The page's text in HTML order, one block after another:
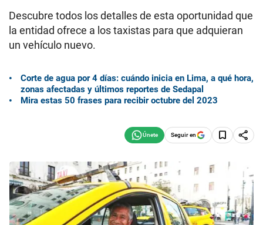
Descubre todos los detalles de esta oportunidad que
la entidad ofrece a los taxistas para que adquieran
un vehículo nuevo.
Corte de agua por 4 días: cuándo inicia en Lima, a qué hora,
zonas afectadas y últimos reportes de Sedapal
Mira estas 50 frases para recibir octubre del 2023
Seguir en